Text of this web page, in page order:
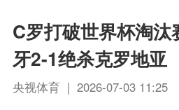
C罗打破世界杯淘汰
牙2-1绝杀克罗地亚
央视体育 | 2026-07-03 11:25